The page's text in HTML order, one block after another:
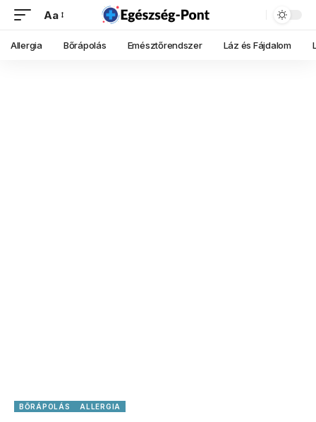
Aa
Allergia Bőrápolás Emésztőrendszer Láz és Fájdalom
BŐRÁPOLÁS ALLERGIA